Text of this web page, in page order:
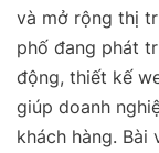
và mở rộng thị
phố đang phát
động, thiết kế
giúp doanh
khách hàng. Bài